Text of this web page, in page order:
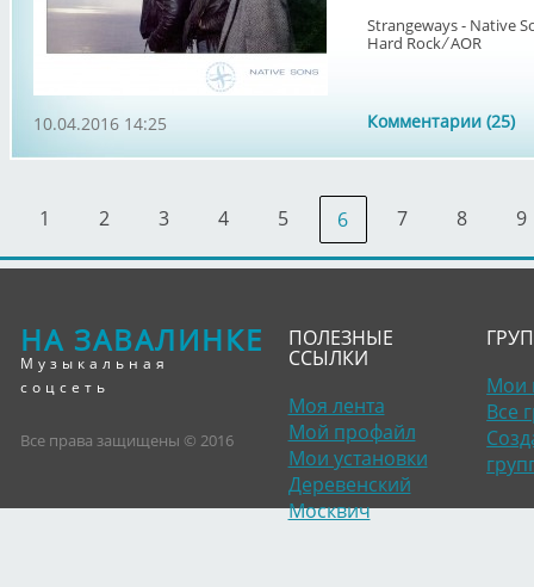
Strangeways - Native
Hard Rock ∕ AOR
Комментарии (25)
10.04.2016 14:25
1 2 3 4 5 6 7 8 9
НА ЗАВАЛИНКЕ
Музыкальная
соцсеть
Все права защищены © 2016
ПОЛЕЗНЫЕ
ССЫЛКИ
Моя лента
Мой профайл
Мои установки
Деревенский
Москвич
Мои
Все